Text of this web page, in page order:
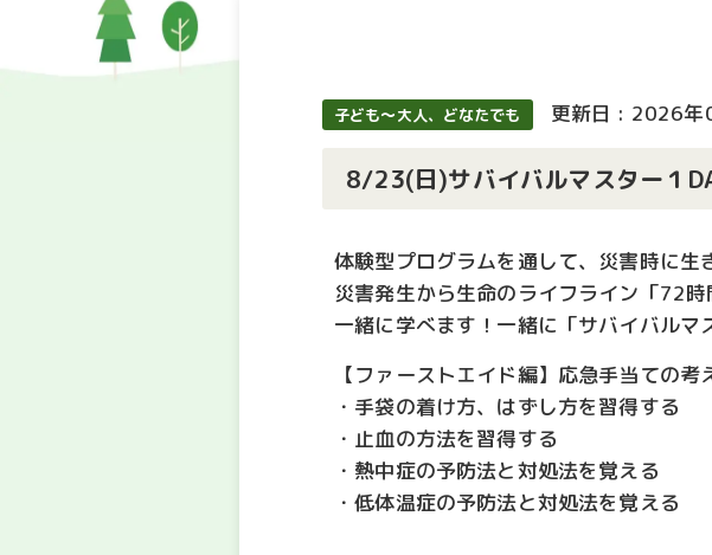
子ども～大人、どなたでも 更新日 : 2026年
8/23(日)サバイバルマスター１
体験型プログラムを通して、災害時に生
災害発生から生命のライフライン「72
一緒に学べます！一緒に「サバイバルマ
【ファーストエイド編】応急手当ての
・手袋の着け方、はずし方を習得する
・止血の方法を習得する
・熱中症の予防法と対処法を覚える
・低体温症の予防法と対処法を覚える